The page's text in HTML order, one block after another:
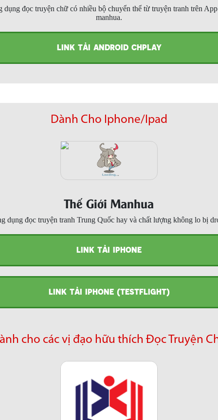
dụng đọc truyện chữ có nhiều bộ chuyển thể từ truyện tranh trên
manhua.
LINK TẢI ANDROID CHPLAY
Dành Cho Iphone/Ipad
Thế Giới Manhua
dụng đọc truyện tranh Trung Quốc hay và chất lượng không lo bị
LINK TẢI IPHONE
LINK TẢI IPHONE (TESTFLIGHT)
cho các vị đạo hữu thích Đọc Truyện